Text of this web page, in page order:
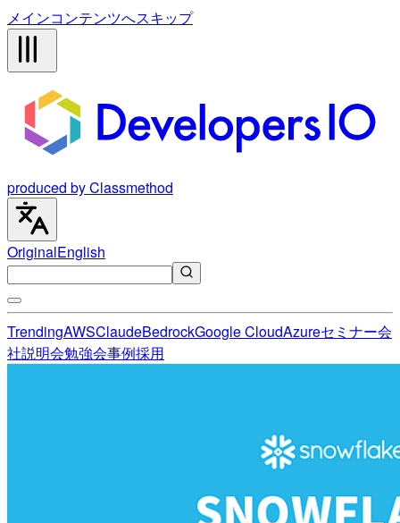
メインコンテンツへスキップ
produced by Classmethod
OriginalEnglish
TrendingAWSClaudeBedrockGoogle CloudAzureセミナー会
社説明会勉強会事例採用